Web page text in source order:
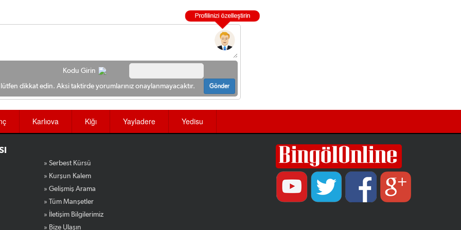
Kodu Girin
dikkat edin. Aksi taktirde yorumlarınız onaylanmayacaktır. Gönder
Karlıova Kiğı Yayladere Yedisu
» Serbest Kürsü
» Kurşun Kalem
» Gelişmiş Arama
» Tüm Manşetler
» İletişim Bilgilerimiz
» Bize Ulaşın